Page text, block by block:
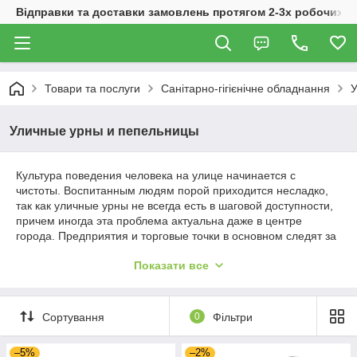
Відправки та доставки замовлень протягом 2-3х робочих
Товари та послуги Санітарно-гігієнічне обладнання
Уличные урны и пепельницы
Культура поведения человека на улице начинается с
чистоты. Воспитанным людям порой приходится несладко,
так как уличные урны не всегда есть в шаговой доступности,
причем иногда эта проблема актуальна даже в центре
города. Предприятия и торговые точки в основном следят за
также большие специальные пепельницы возле мест для
и пепельницы, а также совмещенные модели по доступным
ценам, которые можно приобрести оптом и в розницу.
Показати все
Сортування 0 Фільтри
–5% –2%